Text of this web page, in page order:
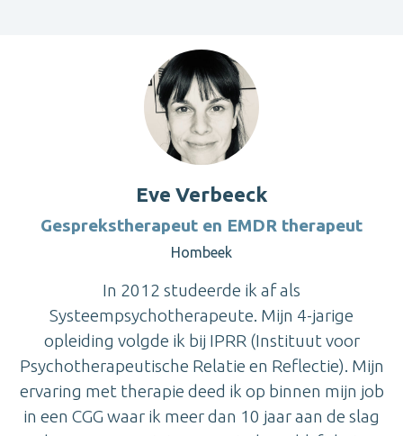
Eve Verbeeck
Gesprekstherapeut en EMDR therapeut
Hombeek
In 2012 studeerde ik af als
Systeempsychotherapeute. Mijn 4-jarige
opleiding volgde ik bij IPRR (Instituut voor
Psychotherapeutische Relatie en Reflectie). Mijn
ervaring met therapie deed ik op binnen mijn job
in een CGG waar ik meer dan 10 jaar aan de slag